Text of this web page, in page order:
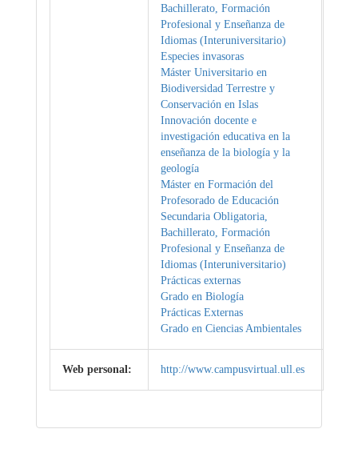
Bachillerato, Formación
Profesional y Enseñanza de
Idiomas (Interuniversitario)
Especies invasoras
Máster Universitario en
Biodiversidad Terrestre y
Conservación en Islas
Innovación docente e
investigación educativa en la
enseñanza de la biología y la
geología
Máster en Formación del
Profesorado de Educación
Secundaria Obligatoria,
Bachillerato, Formación
Profesional y Enseñanza de
Idiomas (Interuniversitario)
Prácticas externas
Grado en Biología
Prácticas Externas
Grado en Ciencias Ambientales
Web personal: http://www.campusvirtual.ull.es